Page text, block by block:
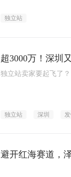
独立站
超3000万！深圳
独立站卖家要起飞了？
独立站 深圳
避开红海赛道，